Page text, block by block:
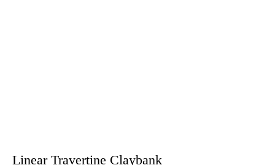
Linear Travertine Claybank